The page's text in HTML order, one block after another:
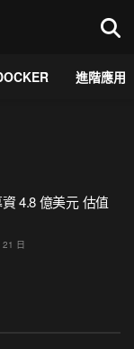
進階應用
4.8 億美元 估值
日